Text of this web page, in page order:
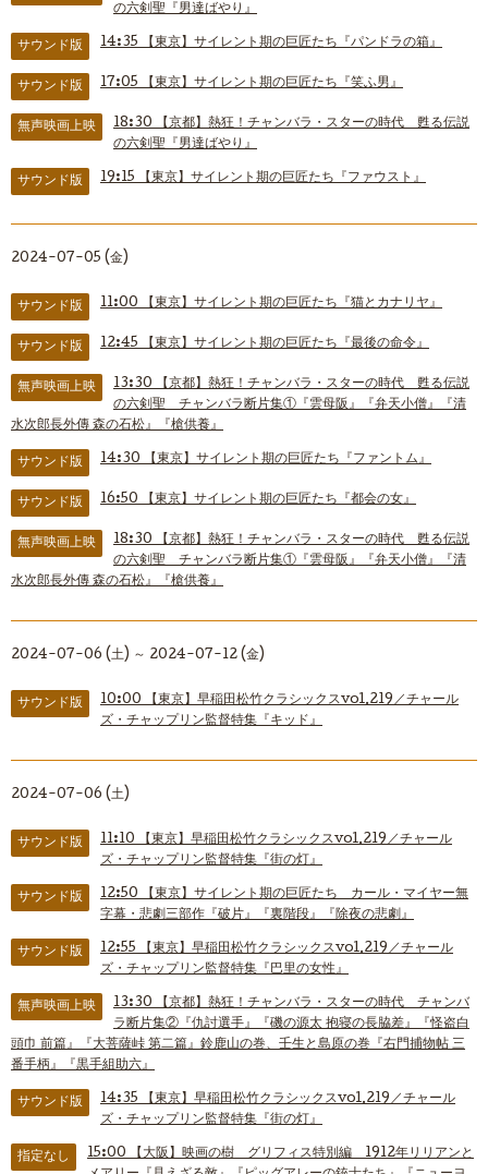
の六剣聖『男達ばやり』
サウンド版 14:35 【東京】サイレント期の巨匠たち『パンドラの箱』
サウンド版 17:05 【東京】サイレント期の巨匠たち『笑ふ男』
無声映画上映 18:30
【京都】熱狂！チャンバラ・スターの時代 甦る伝説
の六剣聖『男達ばやり』
サウンド版 19:15 【東京】サイレント期の巨匠たち『ファウスト』
2024-07-05 (金)
サウンド版 11:00 【東京】サイレント期の巨匠たち『猫とカナリヤ』
サウンド版 12:45 【東京】サイレント期の巨匠たち『最後の命令』
無声映画上映 13:30
【京都】熱狂！チャンバラ・スターの時代 甦る伝説
の六剣聖 チャンバラ断片集①『雲母阪』『弁天小僧』『清
水次郎長外傳 森の石松』『槍供養』
サウンド版 14:30 【東京】サイレント期の巨匠たち『ファントム』
サウンド版 16:50 【東京】サイレント期の巨匠たち『都会の女』
無声映画上映 18:30
【京都】熱狂！チャンバラ・スターの時代 甦る伝説
の六剣聖 チャンバラ断片集①『雲母阪』『弁天小僧』『清
水次郎長外傳 森の石松』『槍供養』
2024-07-06 (土) ～ 2024-07-12 (金)
サウンド版 10:00
【東京】早稲田松竹クラシックスvol.219／チャール
ズ・チャップリン監督特集『キッド』
2024-07-06 (土)
サウンド版 11:10
【東京】早稲田松竹クラシックスvol.219／チャール
ズ・チャップリン監督特集『街の灯』
サウンド版 12:50
【東京】サイレント期の巨匠たち カール・マイヤー無
字幕・悲劇三部作『破片』『裏階段』『除夜の悲劇』
サウンド版 12:55
【東京】早稲田松竹クラシックスvol.219／チャール
ズ・チャップリン監督特集『巴里の女性』
無声映画上映 13:30
【京都】熱狂！チャンバラ・スターの時代 チャンバ
ラ断片集②『仇討選手』『磯の源太 抱寝の長脇差』『怪盗白
頭巾 前篇』『大菩薩峠 第二篇』鈴鹿山の巻、壬生と島原の巻『右門捕物帖 三
番手柄』『黒手組助六』
サウンド版 14:35
【東京】早稲田松竹クラシックスvol.219／チャール
ズ・チャップリン監督特集『街の灯』
指定なし 15:00
【大阪】映画の樹 グリフィス特別編 1912年リリアンと